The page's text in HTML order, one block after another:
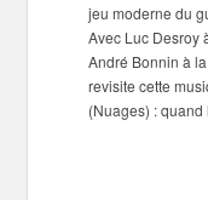
jeu moderne du
Avec Luc Desroy
André Bonnin à
revisite cette
(Nuages) :